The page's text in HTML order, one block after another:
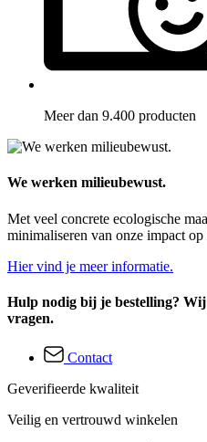
Meer dan 9.400 producten
We werken milieubewust.
Met veel concrete ecologische
minimaliseren van onze impact
Hier vind je meer informatie.
Hulp nodig bij je bestelling?
vragen.
Contact
Geverifieerde kwaliteit
Veilig en vertrouwd winkelen